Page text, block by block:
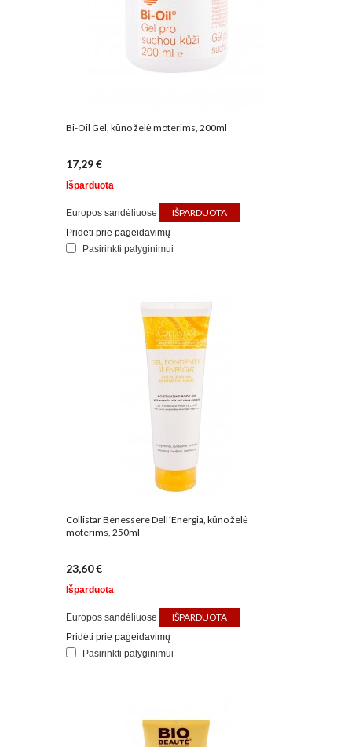
Bi-Oil Gel, kūno želė moterims, 200ml
17,29 €
Išparduota
Europos sandėliuose IŠPARDUOTA
Pridėti prie pageidavimų
Pasirinkti palyginimui
Collistar Benessere Dell´Energia, kūno želė
moterims, 250ml
23,60 €
Išparduota
Europos sandėliuose IŠPARDUOTA
Pridėti prie pageidavimų
Pasirinkti palyginimui